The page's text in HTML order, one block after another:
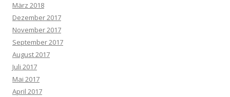
März 2018
Dezember 2017
November 2017
September 2017
August 2017
Juli 2017
Mai 2017
April 2017